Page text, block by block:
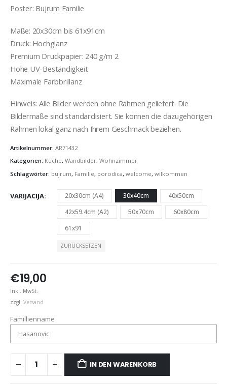
Poster: Bujrum Familie
Maße: 20x30cm bis 61x91cm
Druck: Hochglanz
Premium Druckpapier: 240 g/m 2
Hohe UV-Beständigkeit
Maximale Farbbrillanz
Hinweis: Alle Bilder werden ohne Rahmen geliefert. Die
Bildermaße sind standardisiert. Sie können die dazugehörigen
Rahmen lokal ganz nach Ihrem Geschmack beziehen.
Artikelnummer: AR71432
Kategorien: Küche, Wandbilder, Wohnzimmer
Schlagwörter: bujrum, Familie, porodica, welcome, wilkommen
VARIJACIJA 20x30cm (A4) 30x40cm
40x50cm
42x59.4cm (A2)
50x70cm
60x80cm
61x91
ZURÜCKSETZEN
€19,00
Inkl. MwSt.
zzgl. Versand
Famillienname
IN DEN WARENKORB